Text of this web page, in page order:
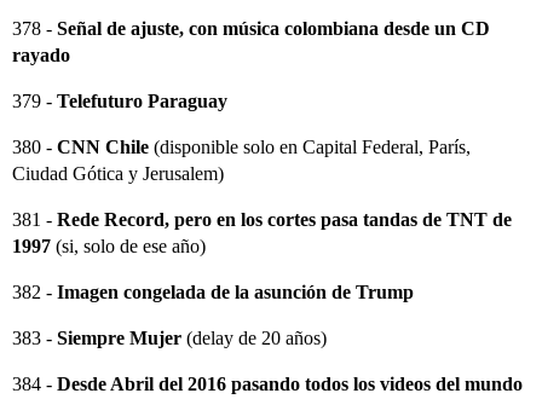
378 - Señal de ajuste, con música colombiana desde un CD
rayado
379 - Telefuturo Paraguay
380 - CNN Chile (disponible solo en Capital Federal, París,
Ciudad Gótica y Jerusalem)
381 - Rede Record, pero en los cortes pasa tandas de TNT de
1997 (si, solo de ese año)
382 - Imagen congelada de la asunción de Trump
383 - Siempre Mujer (delay de 20 años)
384 - Desde Abril del 2016 pasando todos los videos del mundo